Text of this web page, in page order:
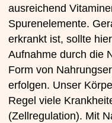
ausreichend
Spurenelemente.
erkrankt ist, sollte
Aufnahme durch die
Form von
erfolgen. Unser
Regel viele
(Zellregulation). Mit